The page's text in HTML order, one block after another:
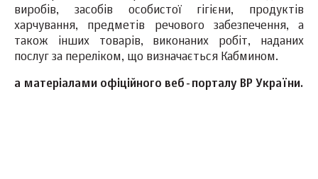
виробів, засобів особистої гігієни, продуктів
харчування, предметів речового забезпечення, а
також інших товарів, виконаних робіт, наданих
послуг за переліком, що визначається Кабмином.
а матеріалами офіційного веб-порталу ВР України.